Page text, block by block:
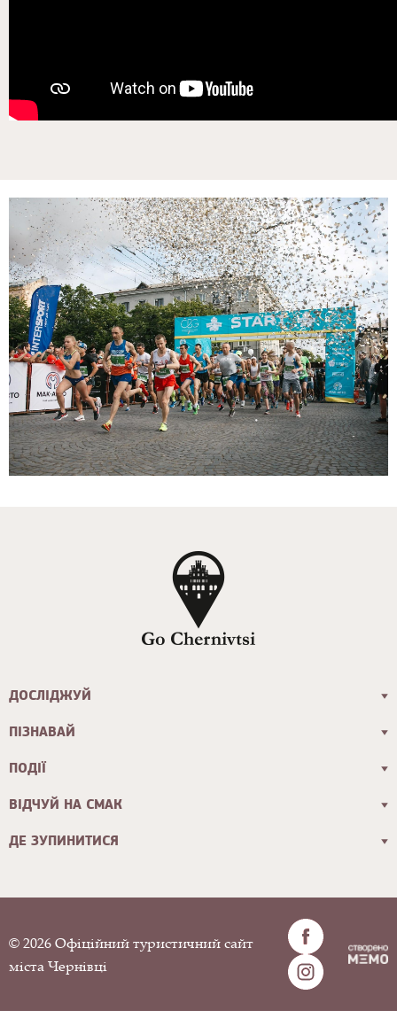
ДОСЛІДЖУЙ
ПІЗНАВАЙ
ПОДІЇ
ВІДЧУЙ НА СМАК
ДЕ ЗУПИНИТИСЯ
© 2026 Офіційний туристичний сайт
міста Чернівці